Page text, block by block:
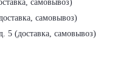
самовывоз)
самовывоз)
5 (доставка, самовывоз)